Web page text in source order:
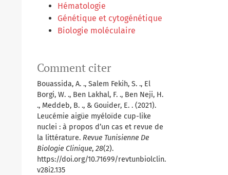
Hématologie
Génétique et cytogénétique
Biologie moléculaire
Comment citer
Bouassida, A. ., Salem Fekih, S. ., El
Borgi, W. ., Ben Lakhal, F. ., Ben Neji, H.
., Meddeb, B. ., & Gouider, E. . (2021).
Leucémie aigüe myéloïde cup-like
nuclei : à propos d’un cas et revue de
la littérature. Revue Tunisienne De
Biologie Clinique, 28(2).
https://doi.org/10.71699/revtunbiolclin.
v28i2.135